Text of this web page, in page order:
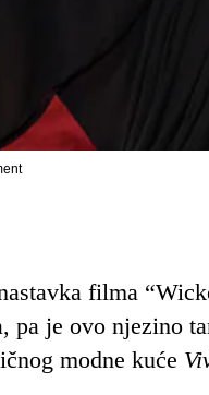
filma
je ovo njezino
modne kuće